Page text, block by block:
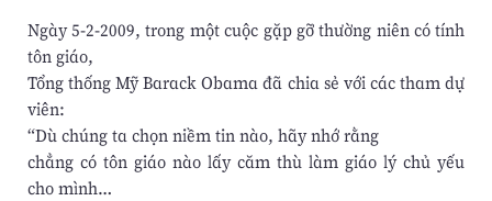
Ngày 5-2-2009, trong một cuộc gặp gỡ thường niên có tính
tôn giáo,
Tổng thống Mỹ Barack Obama đã chia sẻ với các tham dự
viên:
“Dù chúng ta chọn niềm tin nào, hãy nhớ rằng
chẳng có tôn giáo nào lấy căm thù làm giáo lý chủ yếu
cho mình…